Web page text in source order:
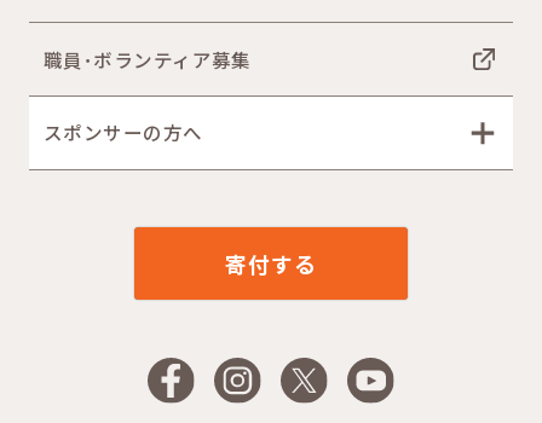
職員･ボランティア募集
スポンサーの方へ
寄付する
FacebookInstagram
X YouTube